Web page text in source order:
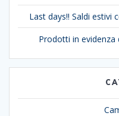
Last days!! Saldi estivi
Prodotti in evidenza